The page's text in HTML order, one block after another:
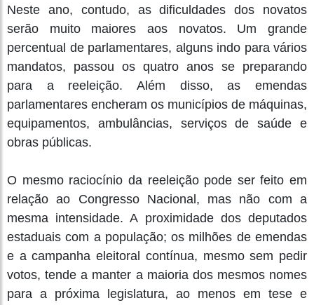
Neste ano, contudo, as dificuldades dos novatos
serão muito maiores aos novatos. Um grande
percentual de parlamentares, alguns indo para vários
mandatos, passou os quatro anos se preparando
para a reeleição. Além disso, as emendas
parlamentares encheram os municípios de máquinas,
equipamentos, ambulâncias, serviços de saúde e
obras públicas.
O mesmo raciocínio da reeleição pode ser feito em
relação ao Congresso Nacional, mas não com a
mesma intensidade. A proximidade dos deputados
estaduais com a população; os milhões de emendas
e a campanha eleitoral contínua, mesmo sem pedir
votos, tende a manter a maioria dos mesmos nomes
para a próxima legislatura, ao menos em tese e